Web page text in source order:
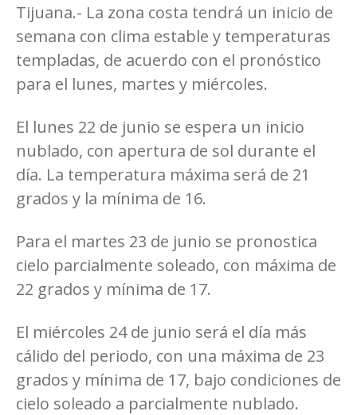
Tijuana.- La zona costa tendrá un inicio de
semana con clima estable y temperaturas
templadas, de acuerdo con el pronóstico
para el lunes, martes y miércoles.
El lunes 22 de junio se espera un inicio
nublado, con apertura de sol durante el
día. La temperatura máxima será de 21
grados y la mínima de 16.
Para el martes 23 de junio se pronostica
cielo parcialmente soleado, con máxima de
22 grados y mínima de 17.
El miércoles 24 de junio será el día más
cálido del periodo, con una máxima de 23
grados y mínima de 17, bajo condiciones de
cielo soleado a parcialmente nublado.